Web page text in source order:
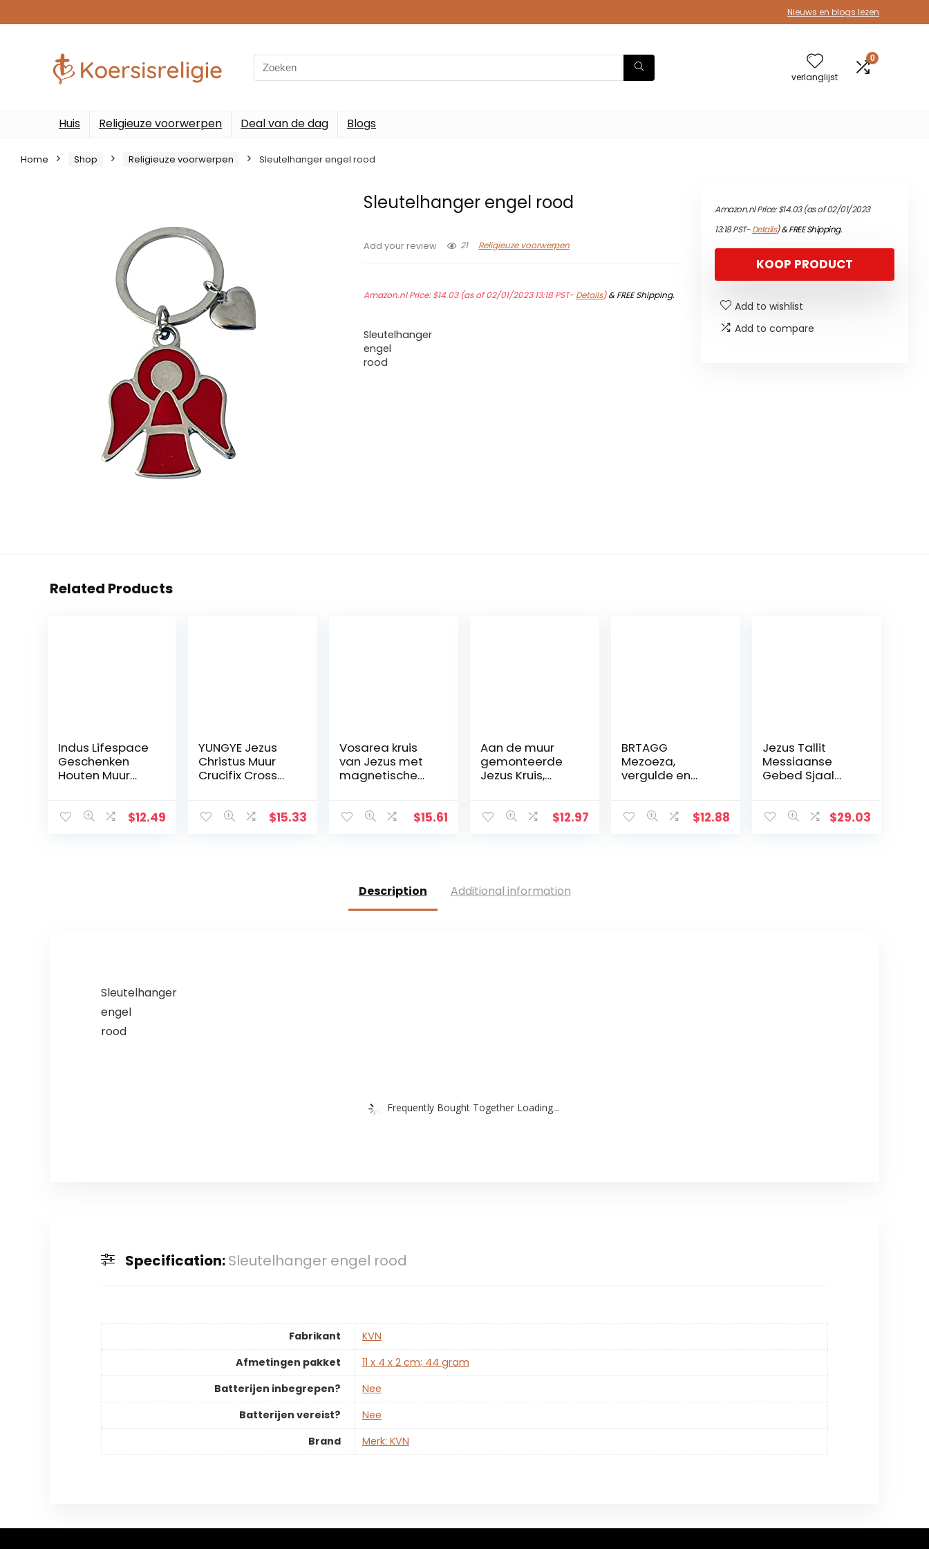
Nieuws en blogs lezen
Search
for:
verlanglijst
0
Huis Religieuze voorwerpen Deal van de dag Blogs
Home Shop Religieuze voorwerpen Sleutelhanger engel rood
Sleutelhanger engel rood
Add your review 21 Religieuze voorwerpen
Amazon.nl Price:$14.03(as of 02/01/2023 13:18 PST- Details)&FREE Shipping.
Sleutelhanger
engel
rood
Amazon.nl Price:$14.03(as of 02/01/2023
13:18 PST-Details)&FREE Shipping.
KOOP PRODUCT
Add to wishlist
Add to compare
Related Products
Indus Lifespace
Geschenken
Houten Muur
Opknoping met
$12.49
YUNGYE Jezus
Christus Muur
Crucifix Cross
Decor Jezus $15.33
Vosarea kruis
van Jezus met
magnetische
$15.61
Aan de muur
gemonteerde
Jezus Kruis,
decoratie
meditatie
geschenk
$12.97
BRTAGG
Mezoeza,
vergulde en
$12.88
Jezus Tallit
Messiaanse
Gebed Sjaal
Goud Met Tallit
$29.03
Description Additional information
Sleutelhanger
engel
rood
Frequently Bought Together Loading...
Specification:Sleutelhanger engel rood
Fabrikant
‎KVN
Afmetingen pakket
‎11 x 4 x 2 cm; 44 gram
Batterijen inbegrepen?
‎Nee
Batterijen vereist?
‎Nee
Brand
Merk: KVN